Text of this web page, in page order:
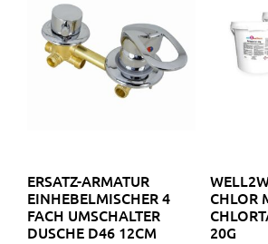
ERSATZ-ARMATUR
EINHEBELMISCHER 4
FACH UMSCHALTER
DUSCHE D46 12CM
CHLOR
20G